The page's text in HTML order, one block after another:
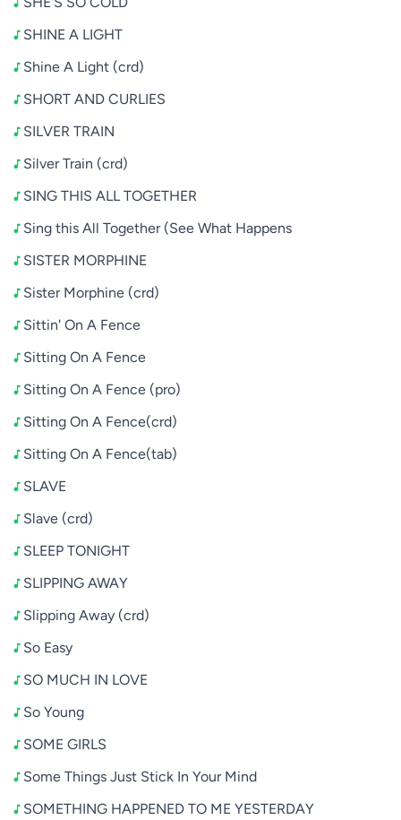
SHINE A LIGHT
Shine A Light (crd)
SHORT AND CURLIES
SILVER TRAIN
Silver Train (crd)
SING THIS ALL TOGETHER
Sing this All Together (See What Happens
SISTER MORPHINE
Sister Morphine (crd)
Sittin' On A Fence
Sitting On A Fence
Sitting On A Fence (pro)
Sitting On A Fence(crd)
Sitting On A Fence(tab)
SLAVE
Slave (crd)
SLEEP TONIGHT
SLIPPING AWAY
Slipping Away (crd)
So Easy
SO MUCH IN LOVE
So Young
SOME GIRLS
Some Things Just Stick In Your Mind
SOMETHING HAPPENED TO ME YESTERDAY